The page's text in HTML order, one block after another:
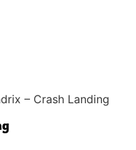
– Crash Landing